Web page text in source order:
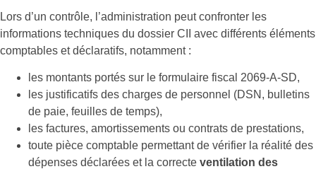
Lors d’un contrôle, l’administration peut confronter les
informations techniques du dossier CII avec différents éléments
comptables et déclaratifs, notamment :
les montants portés sur le formulaire fiscal 2069-A-SD,
les justificatifs des charges de personnel (DSN, bulletins
de paie, feuilles de temps),
les factures, amortissements ou contrats de prestations,
toute pièce comptable permettant de vérifier la réalité des
dépenses déclarées et la correcte ventilation des